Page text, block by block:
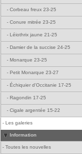
- Corbeau freux 23-25
- Conure mitrée 23-25
- Léiothrix jaune 21-25
- Damier de la succise 24-25
- Monarque 23-25
- Petit Monarque 23-27
- Échiquier d'Occitanie 17-25
- Ragondin 17-25
- Cigale argentée 15-22
- Les galeries
Information
- Toutes les nouvelles